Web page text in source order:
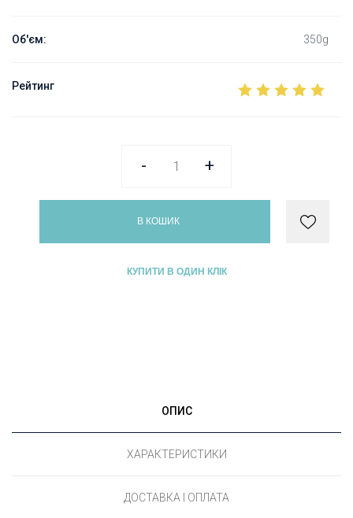
Об'єм: 350g
Рейтинг
- +
В КОШИК
КУПИТИ В ОДИН КЛІК
ОПИС
ХАРАКТЕРИСТИКИ
ДОСТАВКА І ОПЛАТА